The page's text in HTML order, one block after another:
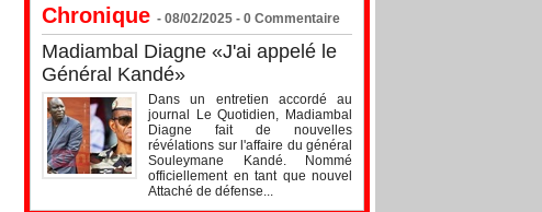
Chronique - 08/02/2025 - 0 Commentaire
Madiambal Diagne «J'ai appelé le
Général Kandé»
Dans un entretien accordé au
journal Le Quotidien, Madiambal
Diagne fait de nouvelles
révélations sur l'affaire du général
Souleymane Kandé. Nommé
officiellement en tant que nouvel
Attaché de défense...